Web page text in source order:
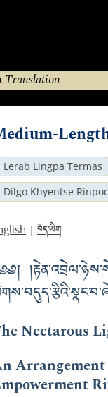
Translation
Lerab Lingpa Termas
Dilgo Khyentse
| བོད་ཡིག
Nectarous